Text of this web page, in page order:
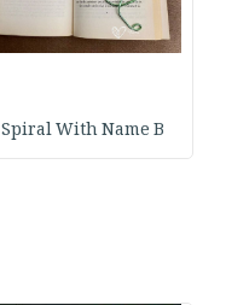
Spiral With Name B